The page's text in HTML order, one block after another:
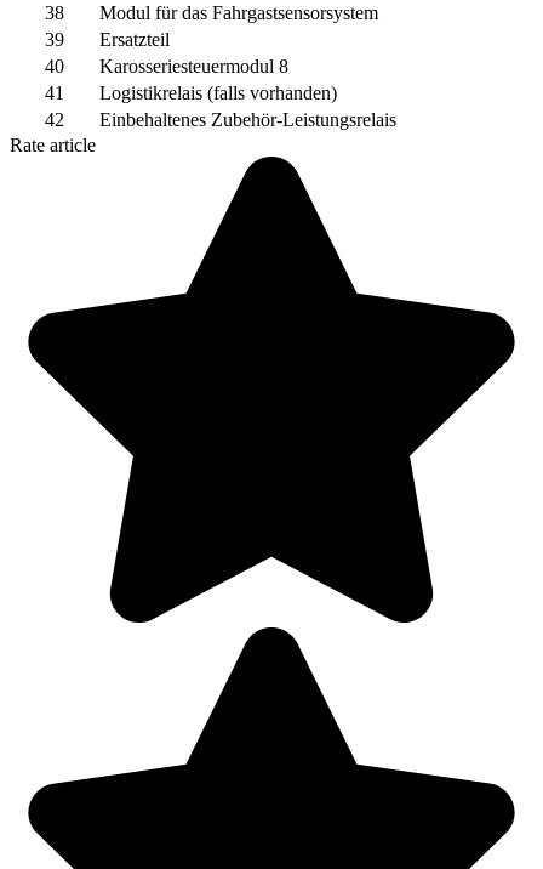
38
Modul für das Fahrgastsensorsystem
39
Ersatzteil
40
Karosseriesteuermodul 8
41
Logistikrelais (falls vorhanden)
42
Einbehaltenes Zubehör-Leistungsrelais
Rate article